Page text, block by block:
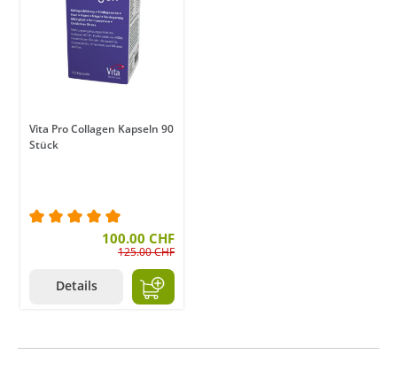
Vita Pro Collagen Kapseln 90
Stück
Durchschnittliche Bewertung von 5 von 5 Sternen
100.00 CHF
125.00 CHF
Details